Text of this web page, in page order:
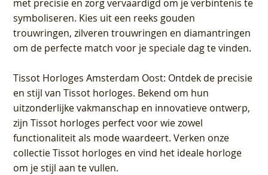
met precisie en zorg vervaardigd om je verbintenis te
symboliseren. Kies uit een reeks gouden
trouwringen, zilveren trouwringen en diamantringen
om de perfecte match voor je speciale dag te vinden.
Tissot Horloges Amsterdam Oost: Ontdek de precisie
en stijl van Tissot horloges. Bekend om hun
uitzonderlijke vakmanschap en innovatieve ontwerp,
zijn Tissot horloges perfect voor wie zowel
functionaliteit als mode waardeert. Verken onze
collectie Tissot horloges en vind het ideale horloge
om je stijl aan te vullen.